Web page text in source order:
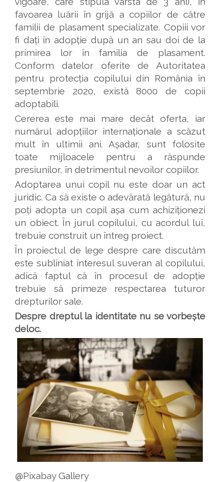
favoarea luării în grijă a copiilor de către
familii de plasament specializate. Copiii vor
fi dați în adopție după un an sau doi de la
primirea lor în familia de plasament.
Conform datelor oferite de Autoritatea
pentru protecția copilului din România în
septembrie 2020, există 8000 de copii
adoptabili.
Cererea este mai mare decât oferta, iar
numărul adopțiilor internaționale a scăzut
mult în ultimii ani. Așadar, sunt folosite
toate mijloacele pentru a răspunde
presiunilor, în detrimentul nevoilor copiilor.
Adoptarea unui copil nu este doar un act
juridic. Ca să existe o adevărată legătură, nu
poți adopta un copil așa cum achiziționezi
un obiect. În jurul copilului, cu acordul lui,
trebuie construit un întreg proiect.
În proiectul de lege despre care discutăm
este subliniat interesul suveran al copilului,
adică faptul că în procesul de adopție
trebuie să primeze respectarea tuturor
drepturilor sale.
Despre dreptul la identitate nu se vorbește
deloc.
@Pixabay Gallery